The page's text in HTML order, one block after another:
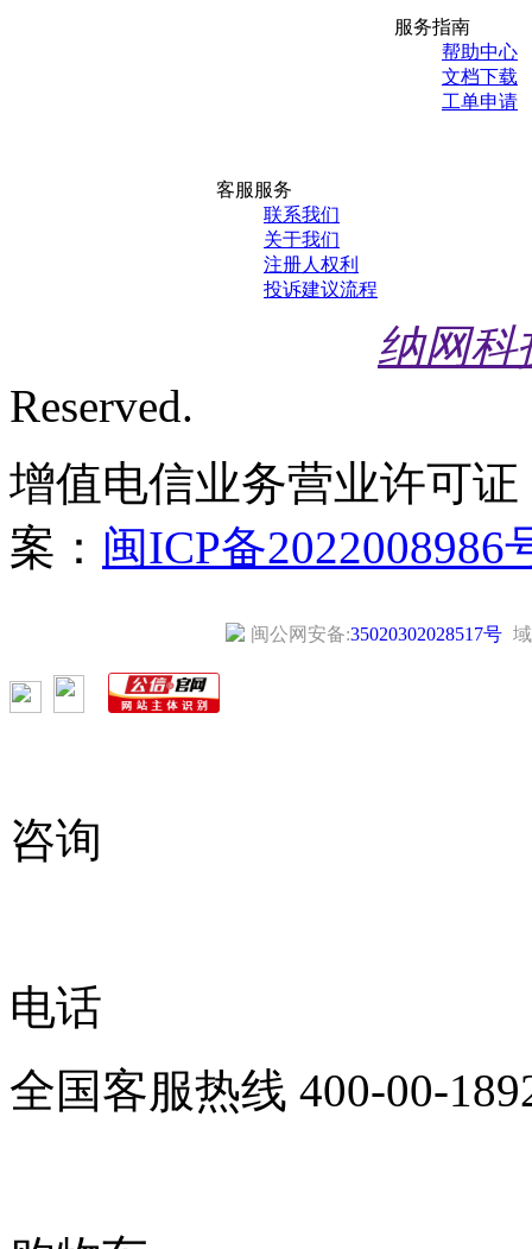
服务指南
帮助中心
文档下载
工单申请
客服服务
联系我们
关于我们
注册人权利
投诉建议流程
纳网
Reserved.
增值电信业务营业许可证
案： 闽ICP备2022008986
闽公网安备:35020302028517号
咨询
电话
全国客服热线 400-00-